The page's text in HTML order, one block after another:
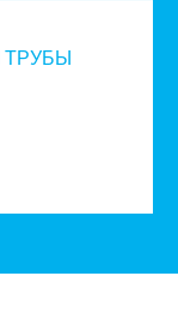
ТРУБЫ